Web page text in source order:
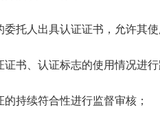
委托人出具认证证书，允许其使
证书、认证标志的使用情况进行
的持续符合性进行监督审核；